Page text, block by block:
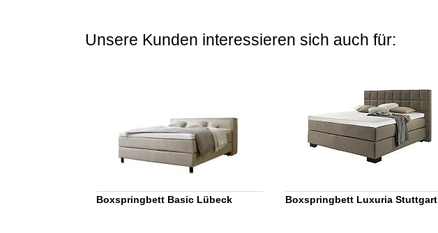
Unsere Kunden interessieren sich auch für:
Boxspringbett Basic Lübeck Boxspringbett Luxuria Stuttgart